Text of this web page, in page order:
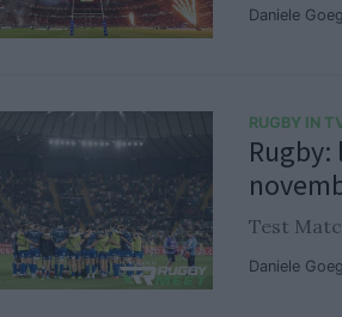
Daniele
RUGBY IN
Test
Daniele